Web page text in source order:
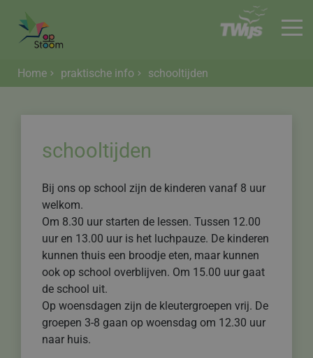
HOME
Home praktische info schooltijden
schooltijden
Bij ons op school zijn de kinderen vanaf 8 uur
welkom.
Om 8.30 uur starten de lessen. Tussen 12.00
uur en 13.00 uur is het luchpauze. De kinderen
kunnen thuis een broodje eten, maar kunnen
ook op school overblijven. Om 15.00 uur gaat
de school uit.
Op woensdagen zijn de kleutergroepen vrij. De
groepen 3-8 gaan op woensdag om 12.30 uur
naar huis.